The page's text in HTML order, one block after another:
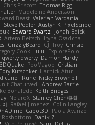
Chris Priscott Thomas Rigg
Madeleine Andersson
Beast Valerian Vardania
Steve Pedler Austyn K PixelScribe
Edward Swartz
Jonah Edick
Artem Beitsch
Iryna Osadcha
GrizzlyBeard CJ Troy Chrisie
Cook Lulu
ExplorePolo
qwerty qwerty Damon Hardy
3DQuake PooMagoo Cristian
Kutschker Harnick Atur
curiel Rune Nicky Brownell
Chaturvedi Andrew Barrie
Bonafede Keith Bridges
NefaroX Stanley Chen榕樹
이 Rafael Jimenez
Colin Langley
Cabot3D Paola Avanzo
Danik Z